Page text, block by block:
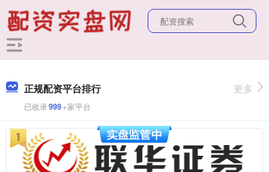
正规配资平台排行
已收录999+家平台
更多